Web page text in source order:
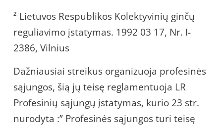
² Lietuvos Respublikos Kolektyvinių ginčų
reguliavimo įstatymas. 1992 03 17, Nr. I-
2386, Vilnius
Dažniausiai streikus organizuoja profesinės
sąjungos, šią jų teisę reglamentuoja LR
Profesinių sąjungų įstatymas, kurio 23 str.
nurodyta :” Profesinės sąjungos turi teisę